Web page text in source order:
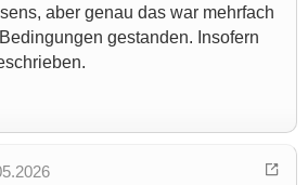
aber genau das war mehrfach
gestanden. Insofern